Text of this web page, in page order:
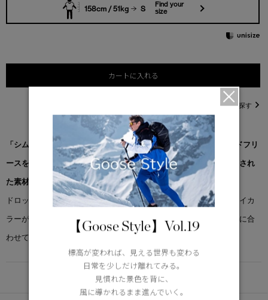
158cm / 51kg S
Find your
size
カートに入れる
直営店在庫を探す
「シムコー フリース ジャケット」は、次世代フリース素材カインドフリ
ースを使用。「地球を冷たく、住む人々を暖かくする」ために開発され
た素材で、軽やかな着心地と高い保温性を両立しています。
ドロップショルダーによりリラックスしたシルエットを実現し、ハイカ
ラーが首元をしっかり保温。裾には内側ドローコードを備え、好みに合
わせてフィット感を調整できます。
DETAIL
【Goose Style】Vol.19
標高が変われば、見える世界も変わる
日常を少しだけ離れてみる。
見慣れた景色を背に、
風に導かれるまま進んでいく。